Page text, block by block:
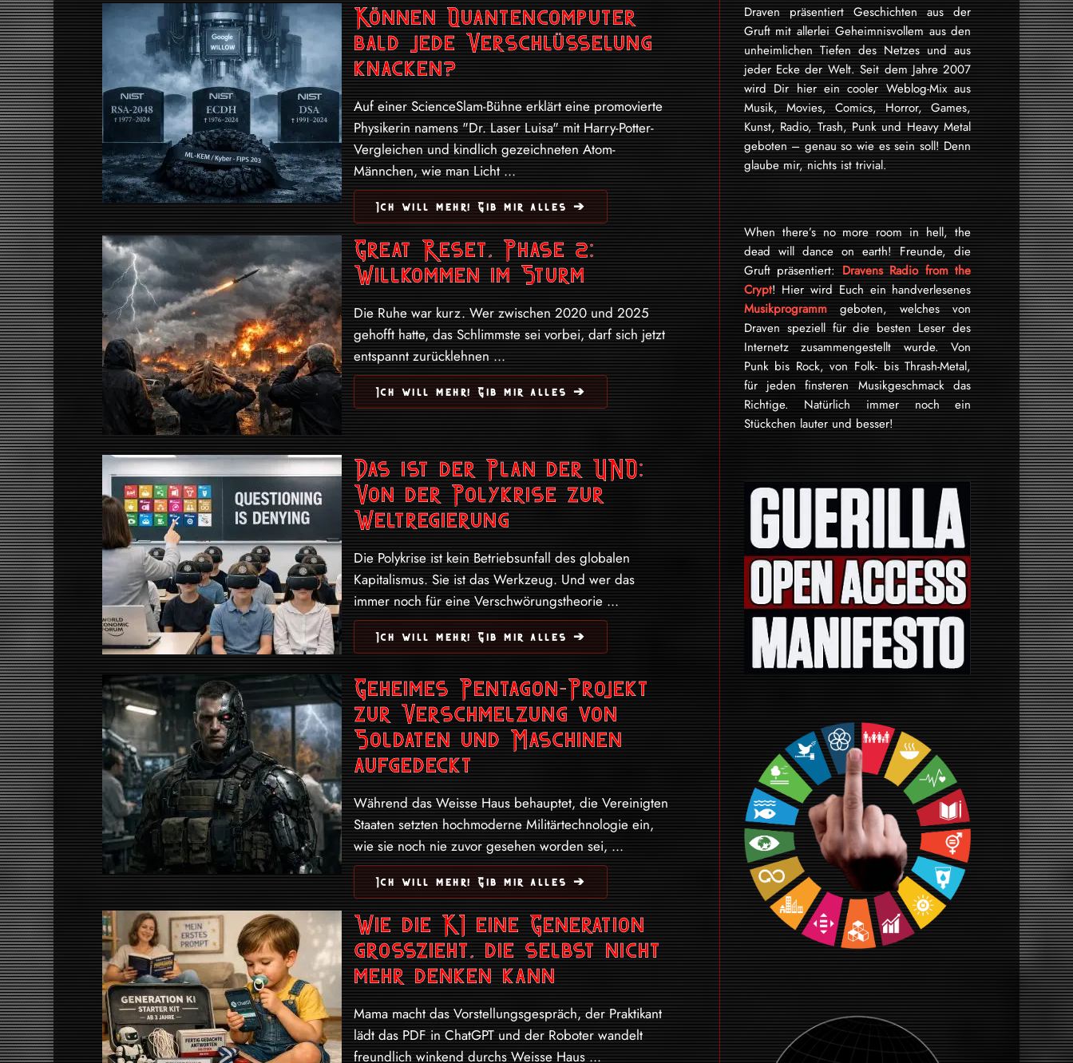
Können Quantencomputer
bald jede Verschlüsselung
knacken?
Auf einer ScienceSlam-Bühne erklärt eine promovierte
Physikerin namens "Dr. Laser Luisa" mit Harry-Potter-
Vergleichen und kindlich gezeichneten Atom-
Männchen, wie man Licht ...
Ich will mehr! Gib mir alles ➔
Great Reset, Phase 2:
Willkommen im Sturm
Die Ruhe war kurz. Wer zwischen 2020 und 2025
gehofft hatte, das Schlimmste sei vorbei, darf sich jetzt
entspannt zurücklehnen ...
Ich will mehr! Gib mir alles ➔
Das ist der Plan der UNO:
Von der Polykrise zur
Weltregierung
Die Polykrise ist kein Betriebsunfall des globalen
Kapitalismus. Sie ist das Werkzeug. Und wer das
immer noch für eine Verschwörungstheorie ...
Ich will mehr! Gib mir alles ➔
Geheimes Pentagon-Projekt
zur Verschmelzung von
Soldaten und Maschinen
aufgedeckt
Während das Weisse Haus behauptet, die Vereinigten
Staaten setzten hochmoderne Militärtechnologie ein,
wie sie noch nie zuvor gesehen worden sei, ...
Ich will mehr! Gib mir alles ➔
Wie die KI eine Generation
grosszieht, die selbst nicht
mehr denken kann
Mama macht das Vorstellungsgespräch, der Praktikant
lädt das PDF in ChatGPT und der Roboter wandelt
freundlich winkend durchs Weisse Haus ...
Draven präsentiert Geschichten aus der
Gruft mit allerlei Geheimnisvollem aus den
unheimlichen Tiefen des Netzes und aus
jeder Ecke der Welt. Seit dem Jahre 2007
wird Dir hier ein cooler Weblog-Mix aus
Musik, Movies, Comics, Horror, Games,
Kunst, Radio, Trash, Punk und Heavy Metal
geboten – genau so wie es sein soll! Denn
glaube mir, nichts ist trivial.
When there’s no more room in hell, the
dead will dance on earth! Freunde, die
Gruft präsentiert: Dravens Radio from the
Crypt! Hier wird Euch ein handverlesenes
Musikprogrammgeboten, welches von
Draven speziell für die besten Leser des
Internetz zu­sammen­ge­stellt wurde. Von
Punk bis Rock, von Folk- bis Thrash-Metal,
für je­den finsteren Mu­sik­ge­schmack das
Rich­tige. Natürlich immer noch ein
Stückchen lauter und besser!